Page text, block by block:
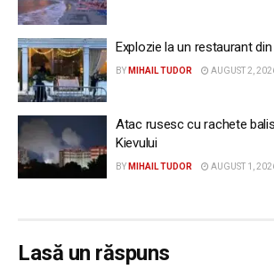
Explozie la un restaurant
BY MIHAIL TUDOR AUGUST 2,
Atac rusesc cu rachete
Kievului
BY MIHAIL TUDOR AUGUST 1,
Lasă un răspuns